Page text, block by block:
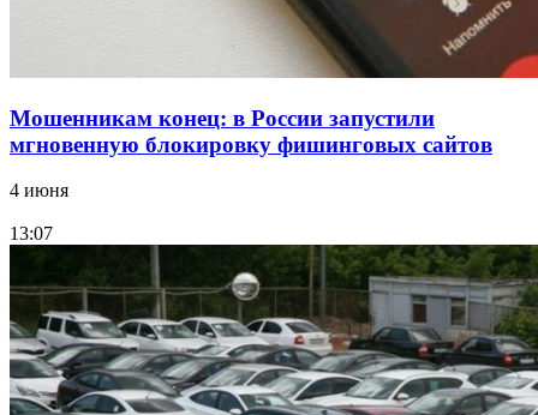
Мошенникам конец: в России запустили
мгновенную блокировку фишинговых сайтов
4 июня
13:07